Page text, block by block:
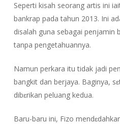
Seperti kisah seorang artis ini
bankrap pada tahun 2013. Ini
disalah guna sebagai penjamin
tanpa pengetahuannya.
Namun perkara itu tidak jadi
bangkit dan berjaya. Baginya,
dibɛrikan peluang kedua.
Baru-baru ini, Fizo